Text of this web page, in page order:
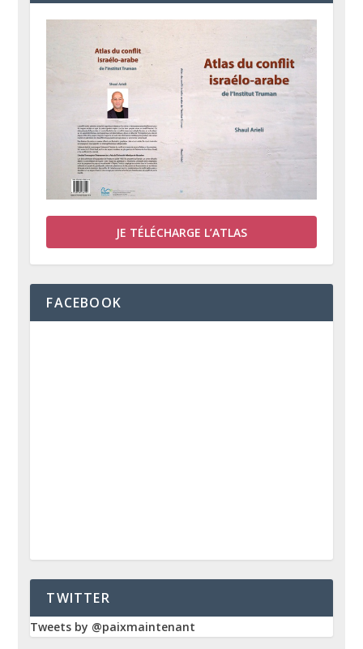
JE TÉLÉCHARGE L’ATLAS
FACEBOOK
TWITTER
Tweets by @paixmaintenant